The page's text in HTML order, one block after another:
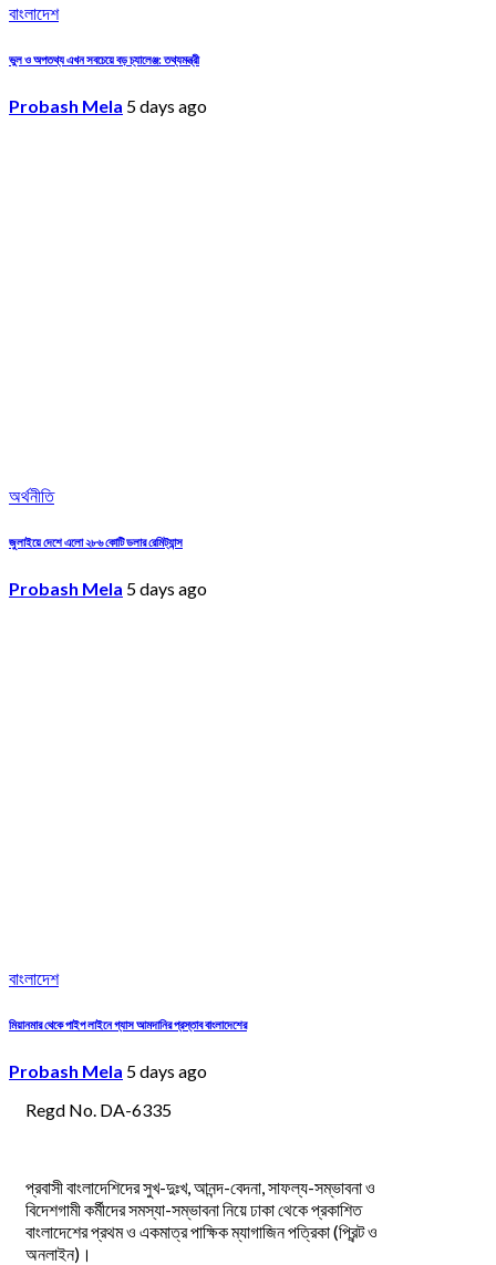
বাংলাদেশ
ভুল ও অপতথ্য এখন সবচেয়ে বড় চ্যালেঞ্জ: তথ্যমন্ত্রী
Probash Mela 5 days ago
অর্থনীতি
জুলাইয়ে দেশে এলো ২৮৬ কোটি ডলার রেমিট্যান্স
Probash Mela 5 days ago
বাংলাদেশ
মিয়ানমার থেকে পাইপ লাইনে গ্যাস আমদানির প্রস্তাব বাংলাদেশের
Probash Mela 5 days ago
Regd No. DA-6335
প্রবাসী বাংলাদেশিদের সুখ-দুঃখ, আনন্দ-বেদনা, সাফল্য-সম্ভাবনা ও
বিদেশগামী কর্মীদের সমস্যা-সম্ভাবনা নিয়ে ঢাকা থেকে প্রকাশিত
বাংলাদেশের প্রথম ও একমাত্র পাক্ষিক ম্যাগাজিন পত্রিকা (প্রিন্ট ও
অনলাইন)।